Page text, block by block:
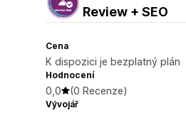
Review + SEO
Cena
K dispozici je bezplatný plán
Hodnocení
0,0 (0 Recenze)
Vývojář